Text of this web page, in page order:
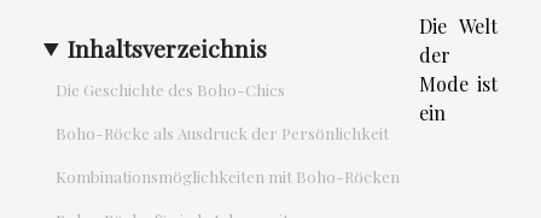
Inhaltsverzeichnis
Die Geschichte des Boho-Chics
Boho-Röcke als Ausdruck der Persönlichkeit
Kombinationsmöglichkeiten mit Boho-Röcken
Die Welt
der
Mode ist
ein